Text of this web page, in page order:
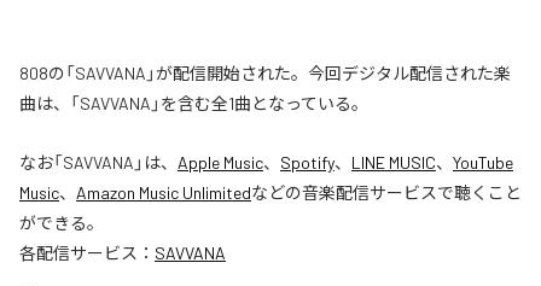
808の「SAVVANA」が配信開始された。今回デジタル配信された楽
曲は、「SAVVANA」を含む全1曲となっている。
なお「SAVVANA 」は、 Apple Music、 Spotify、 LINE MUSIC、 YouTube
Music、 Amazon Music Unlimitedなどの音楽配信サービスで聴くこと
ができる。
各配信サービス： SAVVANA